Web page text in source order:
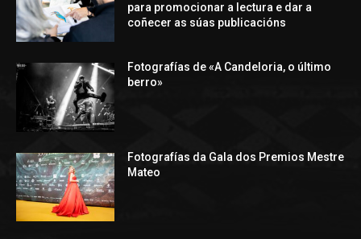
para promocionar a lectura e dar a
coñecer as súas publicacións
Fotografías de «A Candeloria, o último
berro»
Fotografías da Gala dos Premios Mestre
Mateo